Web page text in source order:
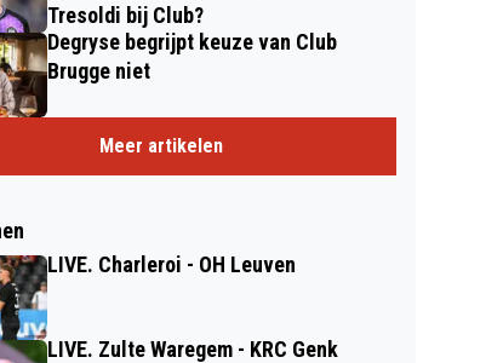
Tresoldi bij Club?
Degryse begrijpt keuze van Club
Brugge niet
Meer artikelen
LIVE. Charleroi - OH Leuven
LIVE. Zulte Waregem - KRC Genk